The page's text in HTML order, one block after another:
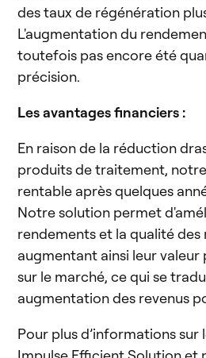
des taux de régénération
L'augmentation du
toutefois pas encore été
précision.
Les avantages financiers :
En raison de la réduction
produits de traitement,
rentable après quelques
Notre solution permet
rendements et la qualité des
augmentant ainsi leur
sur le marché, ce qui se
augmentation des revenus
Pour plus d’informations sur